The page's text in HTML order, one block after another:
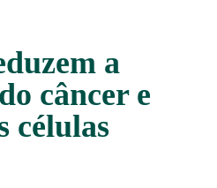
a
câncer e
células